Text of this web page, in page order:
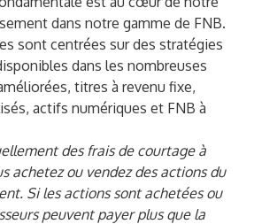
dans notre gamme de FNB.
sont centrées sur des stratégies
dans les nombreuses
titres à revenu fixe,
actifs numériques et FNB à
des frais de courtage à
achetez ou vendez des actions du
Si les actions sont achetées ou
peuvent payer plus que la